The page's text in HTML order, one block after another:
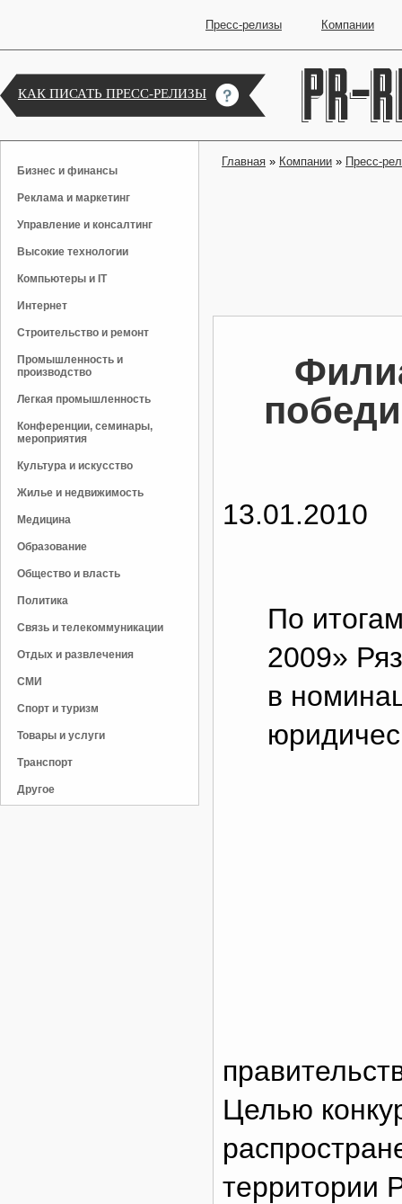
Пресс-релизы Компании
КАК ПИСАТЬ ПРЕСС-РЕЛИЗЫ
Бизнес и финансы
Реклама и маркетинг
Управление и консалтинг
Высокие технологии
Компьютеры и IT
Интернет
Строительство и ремонт
Промышленность и
производство
Легкая промышленность
Конференции, семинары,
мероприятия
Культура и искусство
Жилье и недвижимость
Медицина
Образование
Общество и власть
Политика
Связь и телекоммуникации
Отдых и развлечения
СМИ
Спорт и туризм
Товары и услуги
Транспорт
Другое
Главная » Компании » Пресс-
13.01.2010
По
2009»
в
Целью
территории